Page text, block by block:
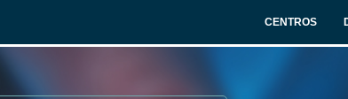
CENTROS